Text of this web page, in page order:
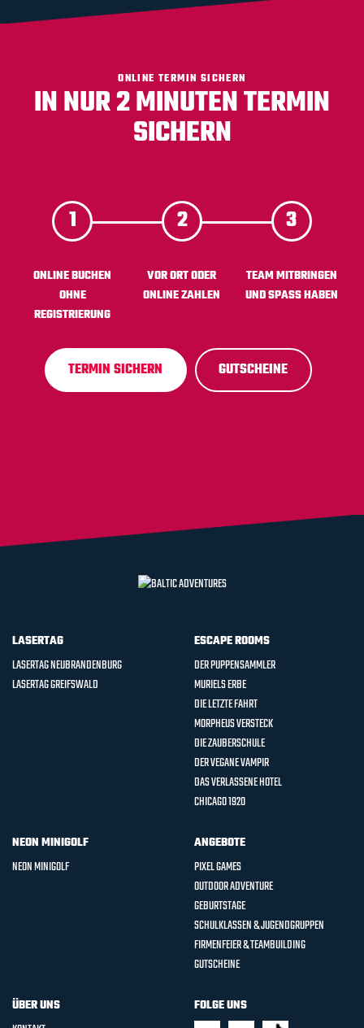
ONLINE TERMIN SICHERN
IN NUR 2 MINUTEN TERMIN
SICHERN
ONLINE BUCHEN
OHNE
REGISTRIERUNG
VOR ORT ODER
ONLINE ZAHLEN
TEAM MITBRINGEN
UND SPASS HABEN
TERMIN SICHERN GUTSCHEINE
LASERTAG
LASERTAG NEUBRANDENBURG
LASERTAG GREIFSWALD
ESCAPE ROOMS
DER PUPPENSAMMLER
MURIELS ERBE
DIE LETZTE FAHRT
MORPHEUS VERSTECK
DIE ZAUBERSCHULE
DER VEGANE VAMPIR
DAS VERLASSENE HOTEL
CHICAGO 1920
NEON MINIGOLF
NEON MINIGOLF
ANGEBOTE
PIXEL GAMES
OUTDOOR ADVENTURE
GEBURTSTAGE
SCHULKLASSEN & JUGENDGRUPPEN
FIRMENFEIER & TEAMBUILDING
GUTSCHEINE
ÜBER UNS
FOLGE UNS